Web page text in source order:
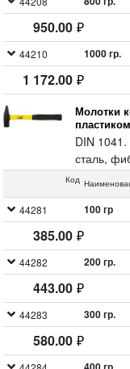
950.00
44210 1000 гр.
1 172.00
Молотки кованые, фиберглассовая ручка усиленная
пластиком
DIN
сталь,
пластиком.
Код
44281 100 гр
385.00
44282 200 гр.
443.00
44283 300 гр.
580.00